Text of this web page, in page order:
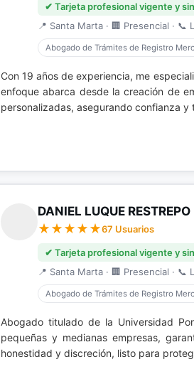
✔ Tarjeta profesional vigente y
📍 Santa Marta · 🏢 Presencial · 📞
Abogado de Trámites de Registro
Con 19 años de experiencia, me
enfoque abarca desde la creación de
personalizadas, asegurando confianza
DANIEL LUQUE RESTREPO
67 Usuarios
✔ Tarjeta profesional vigente y
📍 Santa Marta · 🏢 Presencial · 📞
Abogado de Trámites de Registro
Abogado titulado de la Universidad
pequeñas y medianas empresas,
honestidad y discreción, listo para